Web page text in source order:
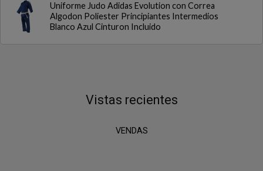
Uniforme Judo Adidas Evolution con Correa
Algodon Poliester Principiantes Intermedios
Blanco Azul Cinturon Incluido
Vistas recientes
VENDAS